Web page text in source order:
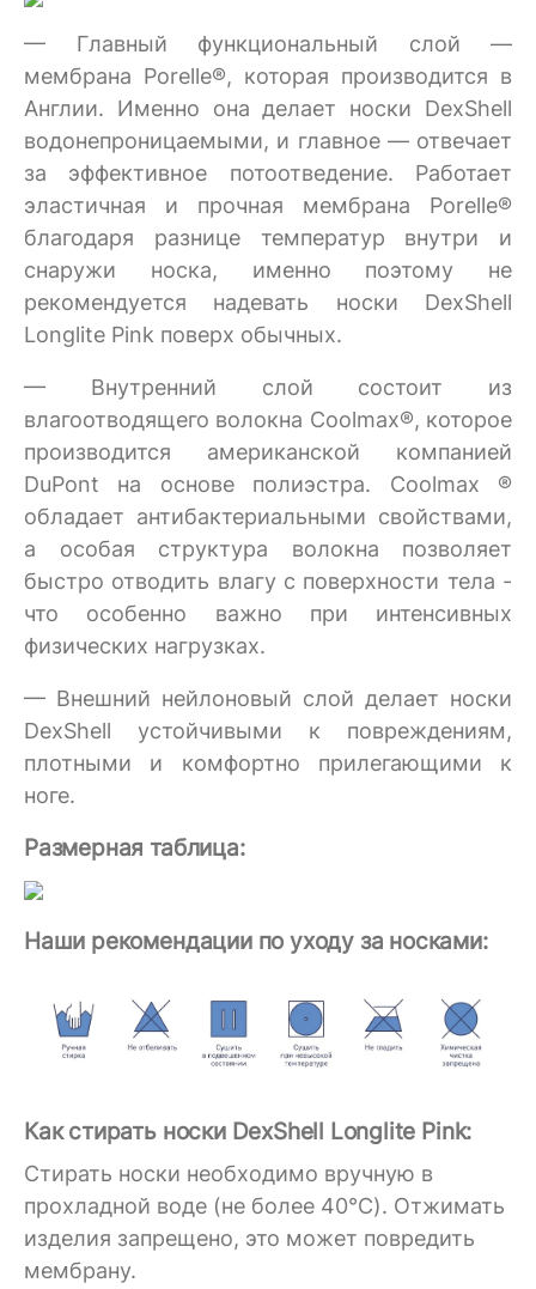
— Главный функциональный слой —
мембрана Porelle®, которая производится в
Англии. Именно она делает носки DexShell
водонепроницаемыми, и главное — отвечает
за эффективное потоотведение. Работает
эластичная и прочная мембрана Porelle®
благодаря разнице температур внутри и
снаружи носка, именно поэтому не
рекомендуется надевать носки DexShell
Longlite Pink поверх обычных.
— Внутренний слой состоит из
влагоотводящего волокна Coolmax®, которое
производится американской компанией
DuPont на основе полиэстра. Coolmax ®
обладает антибактериальными свойствами,
а особая структура волокна позволяет
быстро отводить влагу с поверхности тела -
что особенно важно при интенсивных
физических нагрузках.
— Внешний нейлоновый слой делает носки
DexShell устойчивыми к повреждениям,
плотными и комфортно прилегающими к
ноге.
Размерная таблица:
Наши рекомендации по уходу за носками:
Как стирать носки DexShell Longlite Pink:
Стирать носки необходимо вручную в
прохладной воде (не более 40°C). Отжимать
изделия запрещено, это может повредить
мембрану.